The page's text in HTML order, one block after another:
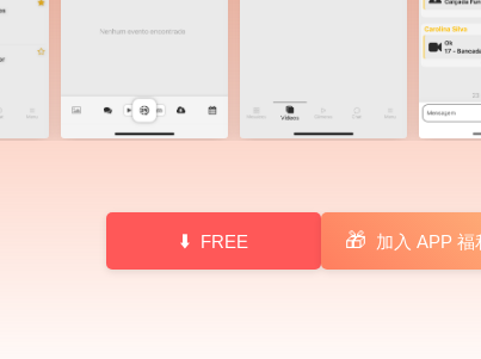
FREE 🎁 加入 APP 福